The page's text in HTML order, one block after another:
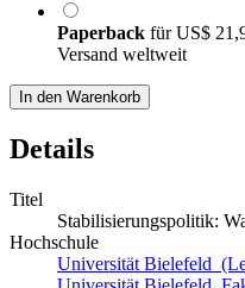
Paperback fürUS$
Versand weltweit
In den Warenkorb
Details
Titel
Stabilisierungspolitik:
Hochschule
Universität Bielefeld